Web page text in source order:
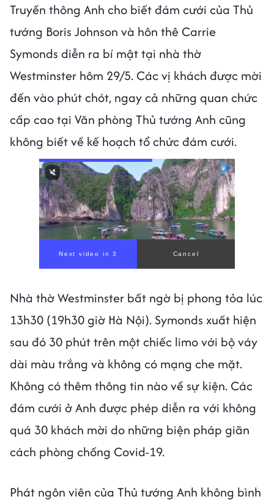
Truyền thông Anh cho biết đám cưới của Thủ
tướng Boris Johnson và hôn thê Carrie
Symonds diễn ra bí mật tại nhà thờ
Westminster hôm 29/5. Các vị khách được mời
đến vào phút chót, ngay cả những quan chức
cấp cao tại Văn phòng Thủ tướng Anh cũng
không biết về kế hoạch tổ chức đám cưới.
Next video in 1 Cancel
Nhà thờ Westminster bất ngờ bị phong tỏa lúc
13h30 (19h30 giờ Hà Nội). Symonds xuất hiện
sau đó 30 phút trên một chiếc limo với bộ váy
dài màu trắng và không có mạng che mặt.
Không có thêm thông tin nào về sự kiện. Các
đám cưới ở Anh được phép diễn ra với không
quá 30 khách mời do những biện pháp giãn
cách phòng chống Covid-19.
Phát ngôn viên của Thủ tướng Anh không bình